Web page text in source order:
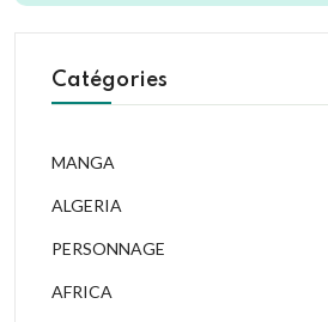
Catégories
MANGA
ALGERIA
PERSONNAGE
AFRICA